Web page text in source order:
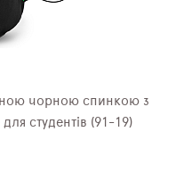
чорною спинкою з
студентів (91-19)